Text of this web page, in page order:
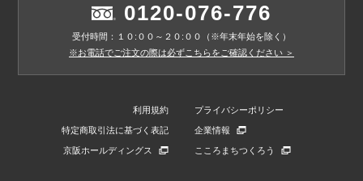
0120-076-776
受付時間：１０:００～２０:００（※年末年始を除く）
※お電話でご注文の際は必ずこちらをご確認ください ＞
利用規約 プライバシーポリシー
特定商取引法に基づく表記 企業情報
京阪ホールディングス こころまちつくろう